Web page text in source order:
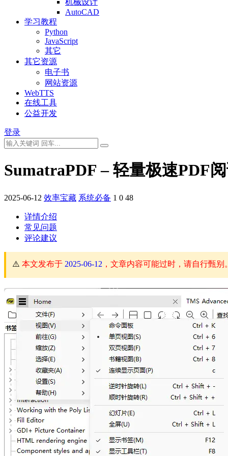
机械设计
AutoCAD
学习教程
Python
JavaScript
其它
其它资源
电子书
网站资源
WebTTS
在线工具
公益开发
登录
SumatraPDF – 轻量极速PDF
2025-06-12 效率宝藏 系统必备 1 0 48
详情介绍
常见问题
评论建议
⚠️ 本文发布于 2025-06-12 ，文章内容可能过时，请自行甄别